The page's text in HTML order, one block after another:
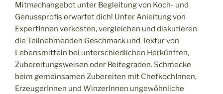
Mitmachangebot unter Begleitung von Koch- und
Genussprofis erwartet dich! Unter Anleitung von
ExpertInnen verkosten, vergleichen und diskutieren
die Teilnehmenden Geschmack und Textur von
Lebensmitteln bei unterschiedlichen Herkünften,
Zubereitungsweisen oder Reifegraden. Schmecke
beim gemeinsamen Zubereiten mit ChefköchInnen,
ErzeugerInnen und WinzerInnen ungewöhnliche